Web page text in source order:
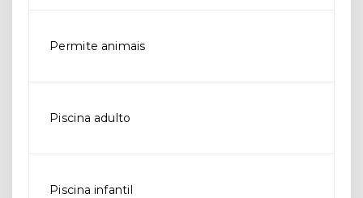
Permite animais
Piscina adulto
Piscina infantil